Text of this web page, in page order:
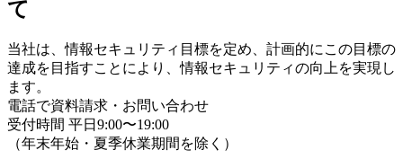
て
当社は、情報セキュリティ目標を定め、計画的にこの目標の
達成を目指すことにより、情報セキュリティの向上を実現し
ます。
電話で資料請求・お問い合わせ
受付時間 平日9:00〜19:00
（年末年始・夏季休業期間を除く）